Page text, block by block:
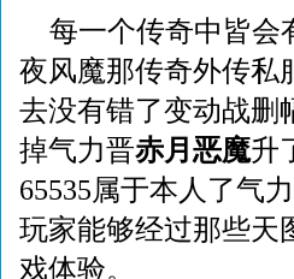
每一个传奇中皆会
夜风魔那传奇外传私
去没有错了变动战删
掉气力晋赤月恶魔升
65535属于本人了气
玩家能够经过那些天
戏体验。